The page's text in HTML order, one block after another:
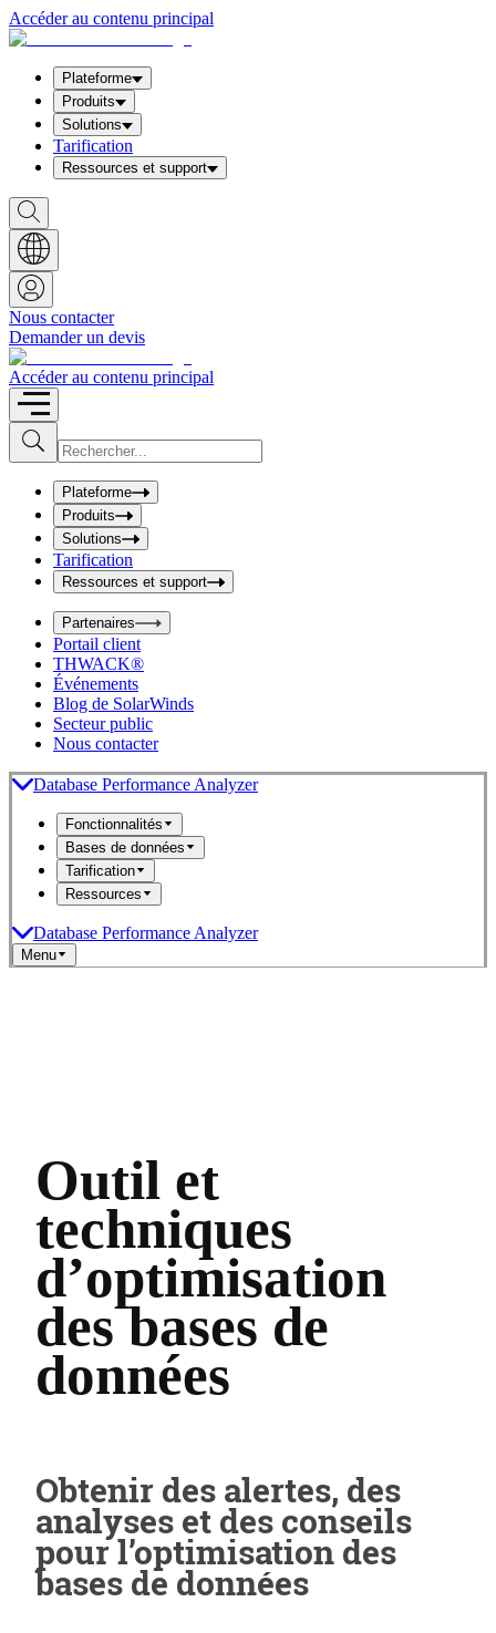
Accéder au contenu principal
Plateforme
Produits
Solutions
Tarification
Ressources et support
S
h
o
w
S
e
a
r
c
h
b
o
x
Nous contacter
Demander un devis
Accéder au contenu principal
S
u
b
I
n
u
t
S
e
a
r
c
h
b
o
x
Plateforme
Produits
Solutions
Tarification
Ressources et support
Partenaires
Portail client
THWACK®
Événements
Blog de SolarWinds
Secteur public
Nous contacter
Database Performance Analyzer
Fonctionnalités
Bases de données
Tarification
Ressources
Database Performance Analyzer
Menu
Outil et
techniques
d’optimisation
des bases de
données
Obtenir des alertes, des
analyses et des conseils
pour l’optimisation des
bases de données